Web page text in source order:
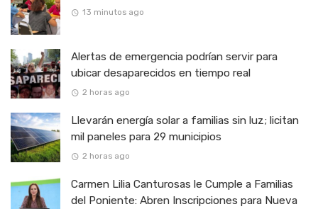
13 minutos ago
Alertas de emergencia podrían servir para
ubicar desaparecidos en tiempo real
2 horas ago
Llevarán energía solar a familias sin luz; licitan
mil paneles para 29 municipios
2 horas ago
Carmen Lilia Canturosas le Cumple a Familias
del Poniente: Abren Inscripciones para Nueva